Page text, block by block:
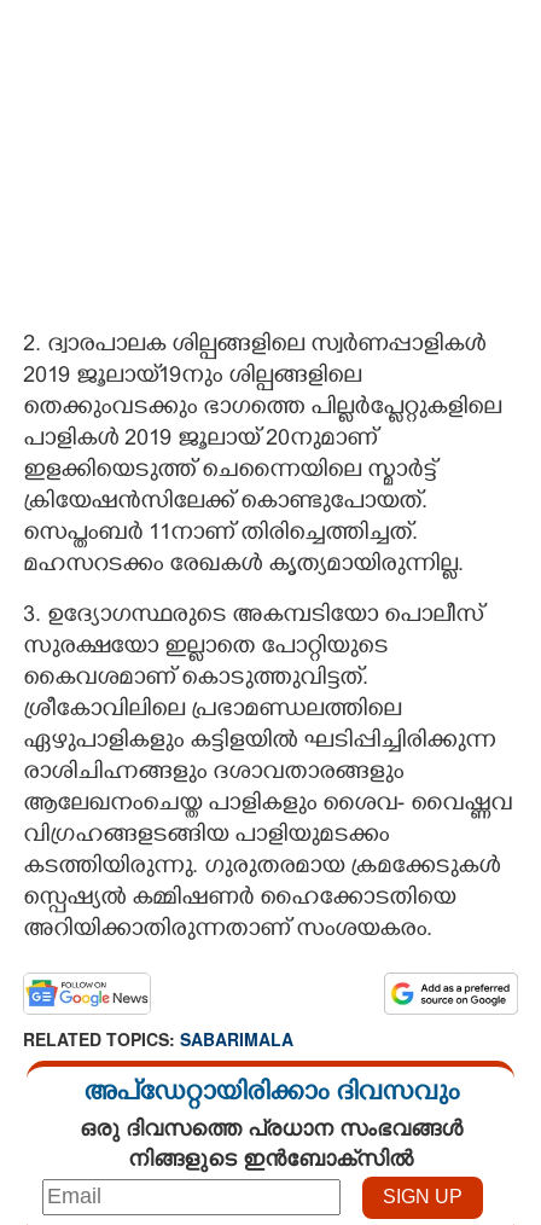
2. ദ്വാരപാലക ശില്പങ്ങളിലെ സ്വർണപ്പാളികൾ
2019 ജൂലായ്19നും ശില്പങ്ങളിലെ
തെക്കുംവടക്കും ഭാഗത്തെ പില്ലർപ്ലേറ്റുകളിലെ
പാളികൾ 2019 ജൂലായ് 20നുമാണ്
ഇളക്കിയെടുത്ത് ചെന്നൈയിലെ സ്മാർട്ട്
ക്രിയേഷൻസിലേക്ക് കൊണ്ടുപോയത്.
സെപ്തംബർ 11നാണ് തിരിച്ചെത്തിച്ചത്.
മഹസറടക്കം രേഖകൾ കൃത്യമായിരുന്നില്ല.
3. ഉദ്യോഗസ്ഥരുടെ അകമ്പടിയോ പൊലീസ്
സുരക്ഷയോ ഇല്ലാതെ പോറ്റിയുടെ
കൈവശമാണ് കൊടുത്തുവിട്ടത്.
ശ്രീകോവിലിലെ പ്രഭാമണ്ഡലത്തിലെ
ഏഴുപാളികളും കട്ടിളയിൽ ഘടിപ്പിച്ചിരിക്കുന്ന
രാശിചിഹ്നങ്ങളും ദശാവതാരങ്ങളും
ആലേഖനംചെയ്ത പാളികളും ശൈവ- വൈഷ്ണവ
വിഗ്രഹങ്ങളടങ്ങിയ പാളിയുമടക്കം
കടത്തിയിരുന്നു. ഗുരുതരമായ ക്രമക്കേടുകൾ
സ്പെഷ്യൽ കമ്മിഷണർ ഹൈക്കോടതിയെ
അറിയിക്കാതിരുന്നതാണ് സംശയകരം.
RELATED TOPICS: SABARIMALA
അപ്ഡേറ്റായിരിക്കാം ദിവസവും
ഒരു ദിവസത്തെ പ്രധാന സംഭവങ്ങൾ
നിങ്ങളുടെ ഇൻബോക്സിൽ